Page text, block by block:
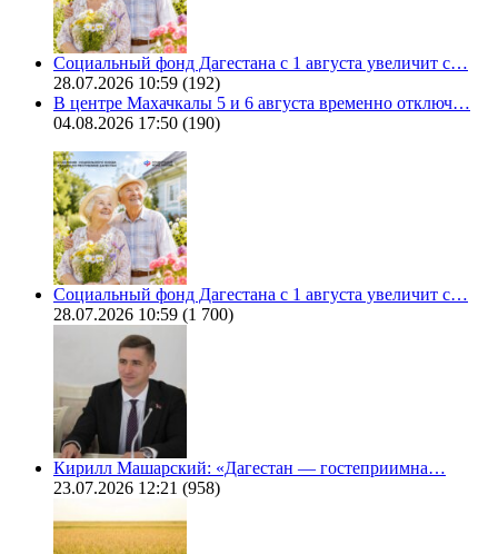
Социальный фонд Дагестана с 1 августа увеличит с…
28.07.2026 10:59 (192)
В центре Махачкалы 5 и 6 августа временно отключ…
04.08.2026 17:50 (190)
Социальный фонд Дагестана с 1 августа увеличит с…
28.07.2026 10:59 (1 700)
Кирилл Машарский: «Дагестан — гостеприимна…
23.07.2026 12:21 (958)